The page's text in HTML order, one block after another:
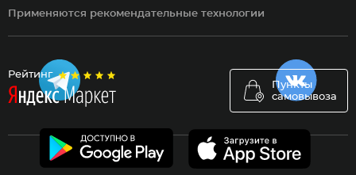
Рейтинг
Пункты
самовывоза
Применяются рекомендательные технологии